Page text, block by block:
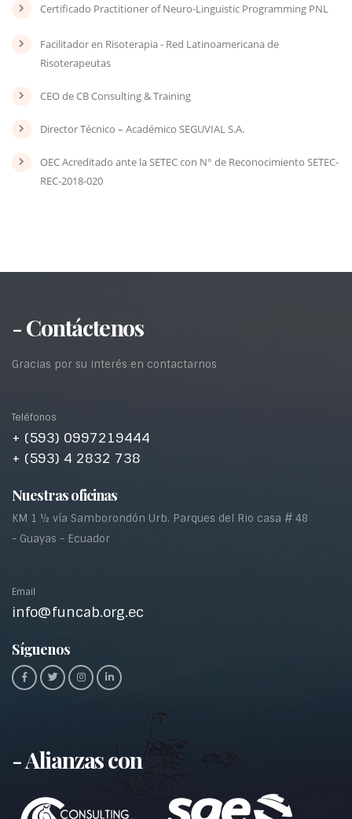
Certificado Practitioner of Neuro-Linguistic Programming PNL
Facilitador en Risoterapia - Red Latinoamericana de
Risoterapeutas
CEO de CB Consulting & Training
Director Técnico – Académico SEGUVIAL S.A.
OEC Acreditado ante la SETEC con N° de Reconocimiento SETEC-
REC-2018-020
- Contáctenos
Gracias por su interés en contactarnos
Teléfonos
+ (593) 0997219444
+ (593) 4 2832 738
Nuestras oficinas
KM 1 ½ vía Samborondón Urb. Parques del Rio casa # 48
- Guayas - Ecuador
Email
info@funcab.org.ec
Síguenos
- Alianzas con